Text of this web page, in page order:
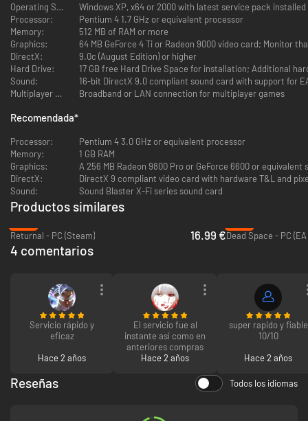
explosión. El helicóptero que transporta al equipo F.E.A.R. intenta
alejarse de los alrededores, pero termina estrellándose. Por tanto, el
equipo F.E.A.R. se ve forzado a buscar un punto de extracción
alternativo, luchando todo el rato con Alma, que ahora es libre, y con sus
secuaces a lo largo de la ciudad devastada.
F.E.A.R. Perseus Mandate:
situación, se envía un segundo equipo F.E.A.R. para tratar de arrojar
Corporation (ATC). Como miembro del equipo F.E.A.R. secundario, tu
misión consiste en recabar más información acerca del proyecto secreto
de las instalaciones de la ATC. El multijugador de esta expansión ya no
está disponible.
Operating System:Windows XP, x64 or 2000 with latest service pack installed
Processor:
Pentium 4 1.7 GHz or equivalent processor
Memory:
512 MB of RAM or more
Graphics:
64 MB GeForce 4 Ti or Radeon 9000 video card; Monitor
DirectX:
9.0c (August Edition) or higher
Hard Drive:
17 GB free Hard Drive Space for installation; Additional
Sound:
16-bit DirectX 9.0 compliant sound card with support for
Multiplayer Requirements:Broadband or LAN connection for multiplayer games
Recomendada*
Processor:
Pentium 4 3.0 GHz or equivalent processor
Memory:
1 GB RAM
Graphics:
A 256 MB Radeon 9800 Pro or GeForce 6600 or equivalent
DirectX:
DirectX 9 compliant video card with hardware T&L and
Sound:
Sound Blaster X-Fi series sound card
Productos similares
Returnal - PC (Steam)
16.99 €Dead Space - PC
4 comentarios
Servicio rápido y
eficaz
Hace 2 años
El servicio fue al
instante así como en
anteriores compras
Hace 2 años
super rapido y fiable
10/10
Hace 2 años
Reseñas Todos los idiomas